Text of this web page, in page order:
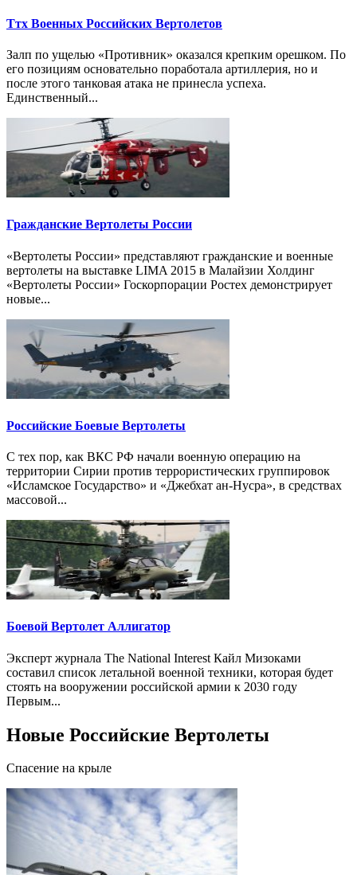
Ттх Военных Российских Вертолетов
Залп по ущелью «Противник» оказался крепким орешком. По
его позициям основательно поработала артиллерия, но и
после этого танковая атака не принесла успеха.
Единственный...
Гражданские Вертолеты России
«Вертолеты России» представляют гражданские и военные
вертолеты на выставке LIMA 2015 в Малайзии Холдинг
«Вертолеты России» Госкорпорации Ростех демонстрирует
новые...
Российские Боевые Вертолеты
С тех пор, как ВКС РФ начали военную операцию на
территории Сирии против террористических группировок
«Исламское Государство» и «Джебхат ан-Нусра», в средствах
массовой...
Боевой Вертолет Аллигатор
Эксперт журнала The National Interest Кайл Мизоками
составил список летальной военной техники, которая будет
стоять на вооружении российской армии к 2030 году
Первым...
Новые Российские Вертолеты
Спасение на крыле